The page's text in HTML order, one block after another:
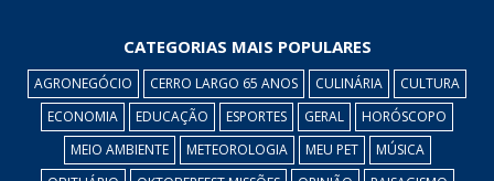
CATEGORIAS MAIS POPULARES
AGRONEGÓCIO CERRO LARGO 65 ANOS CULINÁRIA
CULTURA
ECONOMIA
EDUCAÇÃO ESPORTES GERAL
HORÓSCOPO
MEIO AMBIENTE
METEOROLOGIA MEU PET
MÚSICA